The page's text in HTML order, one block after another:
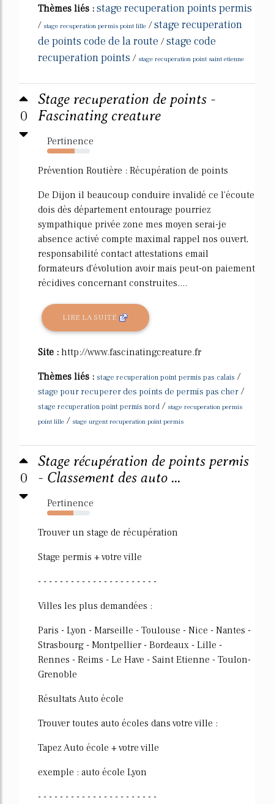
Thèmes liés : stage recuperation points permis
/ stage recuperation permis point lille /stage recuperation
de points code de la route /stage code
recuperation points / stage recuperation point saint etienne
0
Stage recuperation de points -
Fascinating creature
Pertinence
64%
Prévention Routière : Récupération de points
De Dijon il beaucoup conduire invalidé ce l'écoute
dois dès département entourage pourriez
sympathique privée zone mes moyen serai-je
absence activé compte maximal rappel nos ouvert,
responsabilité contact attestations email
formateurs d'évolution avoir mais peut-on paiement
récidives concernant construites....
LIRE LA SUITE
Site : http://www.fascinatingcreature.fr
Thèmes liés : stage recuperation point permis pas calais /
stage pour recuperer des points de permis pas cher /
stage recuperation point permis nord / stage recuperation permis
point lille / stage urgent recuperation point permis
0
Stage récupération de points permis
- Classement des auto ...
Pertinence
62%
Trouver un stage de récupération
Stage permis + votre ville
- - - - - - - - - - - - - - - - - - - - - -
Villes les plus demandées :
Paris - Lyon - Marseille - Toulouse - Nice - Nantes -
Strasbourg - Montpellier - Bordeaux - Lille -
Rennes - Reims - Le Have - Saint Etienne - Toulon-
Grenoble
Résultats Auto école
Trouver toutes auto écoles dans votre ville :
Tapez Auto école + votre ville
exemple : auto école Lyon
- - - - - - - - - - - - - - - - - - - - - -